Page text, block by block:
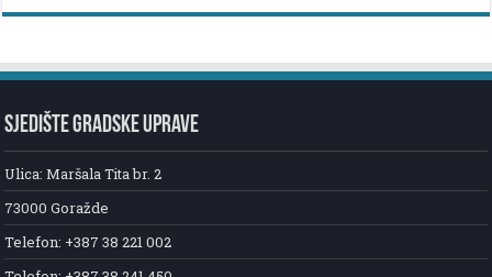
SJEDIŠTE GRADSKE UPRAVE
Ulica: Maršala Tita br. 2
73000 Goražde
Telefon: +387 38 221 002